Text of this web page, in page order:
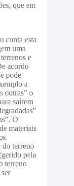
que em
conta esta
uma
e
acordo
pode
a
outras” o
saírem
O
materiais
do terreno
pela
terreno